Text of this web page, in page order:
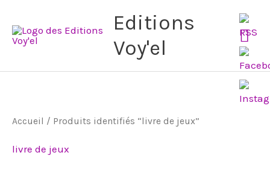
contenu
Editions
Voy'el
Accueil / Produits identifiés “livre de jeux”
livre de jeux